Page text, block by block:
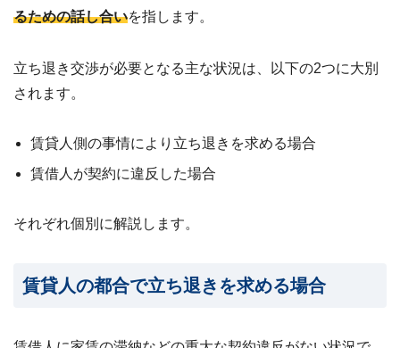
?
よ
る
質
定・
取・
有
※
るための話し合いを指します。
立ち退き交渉が必要となる主な状況は、以下の2つに大別
されます。
賃貸人側の事情により立ち退きを求める場合
賃借人が契約に違反した場合
それぞれ個別に解説します。
賃貸人の都合で立ち退きを求める場合